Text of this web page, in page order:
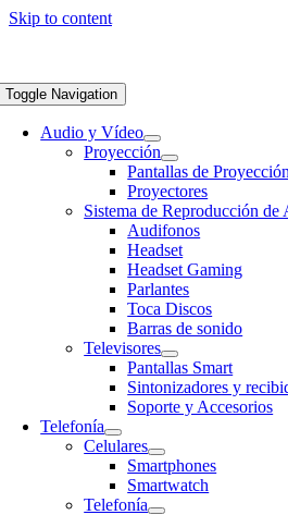
Skip to content
Toggle Navigation
Audio y Vídeo
Proyección
Pantallas de Proyección
Proyectores
Sistema de Reproducción de
Audifonos
Headset
Headset Gaming
Parlantes
Toca Discos
Barras de sonido
Televisores
Pantallas Smart
Sintonizadores y
Soporte y Accesorios
Telefonía
Celulares
Smartphones
Smartwatch
Telefonía